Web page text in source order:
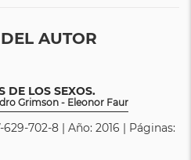
AUTOR
DE LOS SEXOS.
Grimson - Eleonor Faur
629-702-8 | Año: 2016 | Páginas: